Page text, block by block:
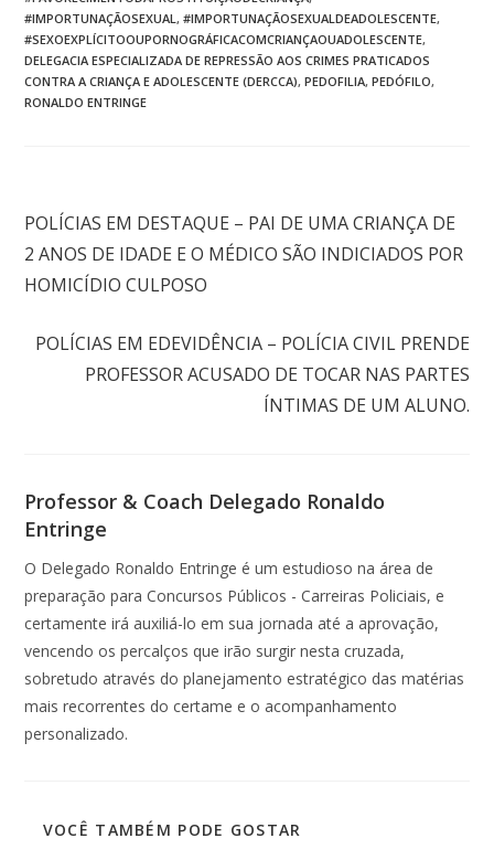
#IMPORTUNAÇÃOSEXUAL , #IMPORTUNAÇÃOSEXUALDEADOLESCENTE,
#SEXOEXPLÍCITOOUPORNOGRÁFICACOMCRIANÇAOUADOLESCENTE,
DELEGACIA ESPECIALIZADA DE REPRESSÃO AOS CRIMES PRATICADOS
CONTRA A CRIANÇA E ADOLESCENTE (DERCCA), PEDOFILIA, PEDÓFILO,
RONALDO ENTRINGE
POLÍCIAS EM DESTAQUE – PAI DE UMA CRIANÇA DE
2 ANOS DE IDADE E O MÉDICO SÃO INDICIADOS POR
HOMICÍDIO CULPOSO
POLÍCIAS EM EDEVIDÊNCIA – POLÍCIA CIVIL PRENDE
PROFESSOR ACUSADO DE TOCAR NAS PARTES
ÍNTIMAS DE UM ALUNO.
Professor & Coach Delegado Ronaldo
Entringe
O Delegado Ronaldo Entringe é um estudioso na área de
preparação para Concursos Públicos - Carreiras Policiais, e
certamente irá auxiliá-lo em sua jornada até a aprovação,
vencendo os percalços que irão surgir nesta cruzada,
sobretudo através do planejamento estratégico das matérias
mais recorrentes do certame e o acompanhamento
personalizado.
VOCÊ TAMBÉM PODE GOSTAR